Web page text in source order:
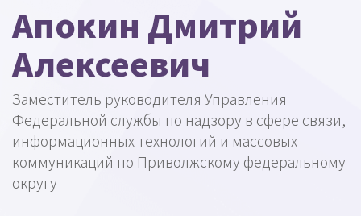
Апокин Дмитрий
Алексеевич
Заместитель руководителя Управления
Федеральной службы по надзору в сфере связи,
информационных технологий и массовых
коммуникаций по Приволжскому федеральному
округу